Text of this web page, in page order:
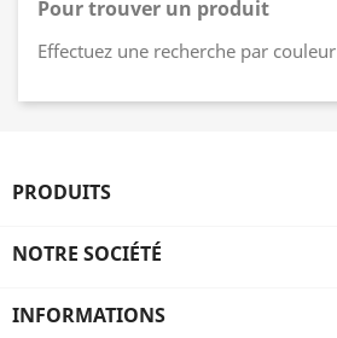
Pour trouver un produit
Effectuez une recherche par couleur
PRODUITS
NOTRE SOCIÉTÉ
INFORMATIONS